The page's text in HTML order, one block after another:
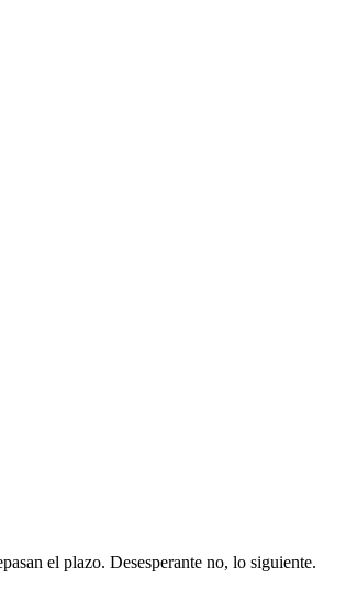
el plazo. Desesperante no, lo siguiente.